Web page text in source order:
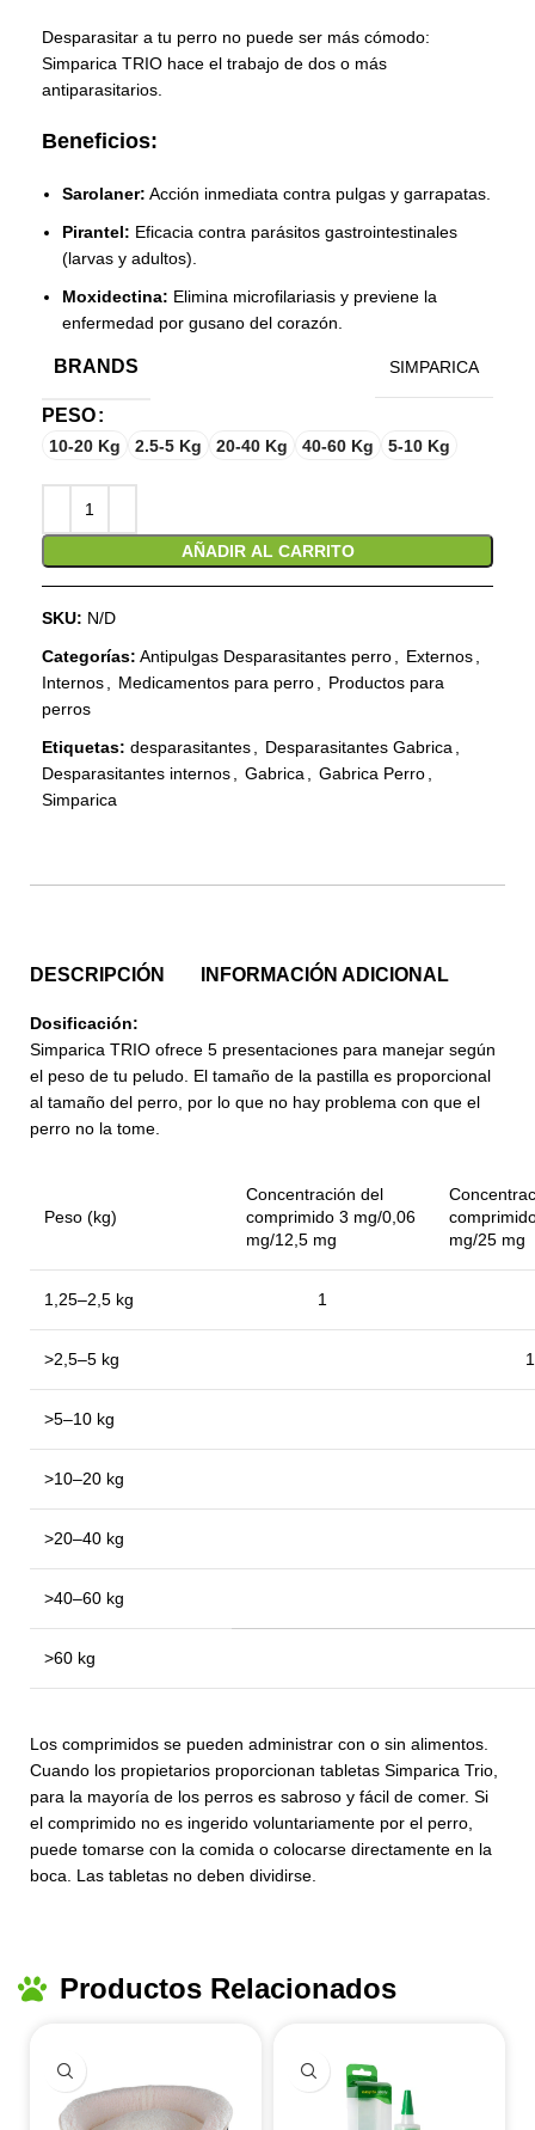
Desparasitar a tu perro no puede ser más cómodo:
Simparica TRIO hace el trabajo de dos o más
antiparasitarios.
Beneficios:
Sarolaner: Acción inmediata contra pulgas y garrapatas.
Pirantel: Eficacia contra parásitos gastrointestinales
(larvas y adultos).
Moxidectina: Elimina microfilariasis y previene la
enfermedad por gusano del corazón.
BRANDS SIMPARICA
PESO
10-20 Kg 2.5-5 Kg 20-40 Kg 40-60 Kg 5-10 Kg
AÑADIR AL CARRITO
SKU: N/D
Categorías: Antipulgas Desparasitantes perro Externos
Internos
Medicamentos para perro
Productos para
perros
Etiquetas: desparasitantes Desparasitantes Gabrica
Desparasitantes internos
Gabrica Gabrica Perro
Simparica
DESCRIPCIÓN INFORMACIÓN ADICIONAL
Dosificación:
Simparica TRIO ofrece 5 presentaciones para manejar según
el peso de tu peludo. El tamaño de la pastilla es proporcional
al tamaño del perro, por lo que no hay problema con que el
perro no la tome.
Peso (kg)
Concentración del
comprimido 3 mg/0,06
mg/12,5 mg
mg/25 mg
1,25–2,5 kg 1
>2,5–5 kg 1
>5–10 kg
>10–20 kg
>20–40 kg
>40–60 kg
>60 kg
Los comprimidos se pueden administrar con o sin alimentos.
Cuando los propietarios proporcionan tabletas Simparica Trio,
para la mayoría de los perros es sabroso y fácil de comer. Si
el comprimido no es ingerido voluntariamente por el perro,
puede tomarse con la comida o colocarse directamente en la
boca. Las tabletas no deben dividirse.
Productos Relacionados